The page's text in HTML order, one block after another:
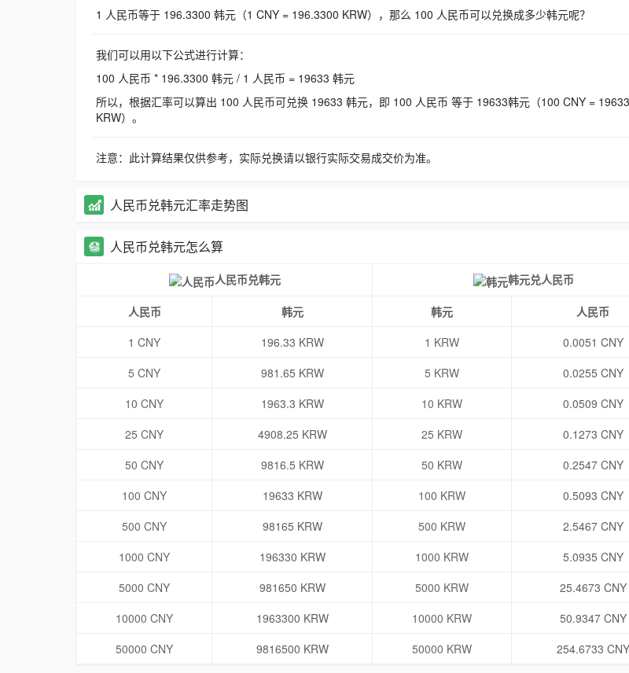
1 人民币等于 196.3300 韩元（1 CNY = 196.3300 KRW），那么 100 人民币可以兑换成多少韩元呢？
我们可以用以下公式进行计算：
100 人民币 * 196.3300 韩元 / 1 人民币 = 19633 韩元
所以，根据汇率可以算出 100 人民币可兑换 19633 韩元，即 100 人民币 等于 19633韩元（100 CNY = 19633
KRW）。
注意：此计算结果仅供参考，实际兑换请以银行实际交易成交价为准。
人民币兑韩元汇率走势图
人民币兑韩元怎么算
人民币兑韩元 韩元兑人民币
人民币 韩元 韩元
人民币
1 CNY
196.33 KRW 1 KRW
0.0051 CNY
5 CNY
981.65 KRW 5 KRW
0.0255 CNY
10 CNY
1963.3 KRW 10 KRW
0.0509 CNY
25 CNY
4908.25 KRW 25 KRW
0.1273 CNY
50 CNY
9816.5 KRW 50 KRW
0.2547 CNY
100 CNY
19633 KRW 100 KRW
0.5093 CNY
500 CNY
98165 KRW 500 KRW
2.5467 CNY
1000 CNY
196330 KRW 1000 KRW
5.0935 CNY
5000 CNY
981650 KRW 5000 KRW
25.4673 CNY
10000 CNY
1963300 KRW 10000 KRW
50.9347 CNY
50000 CNY
9816500 KRW 50000 KRW 254.6733 CNY